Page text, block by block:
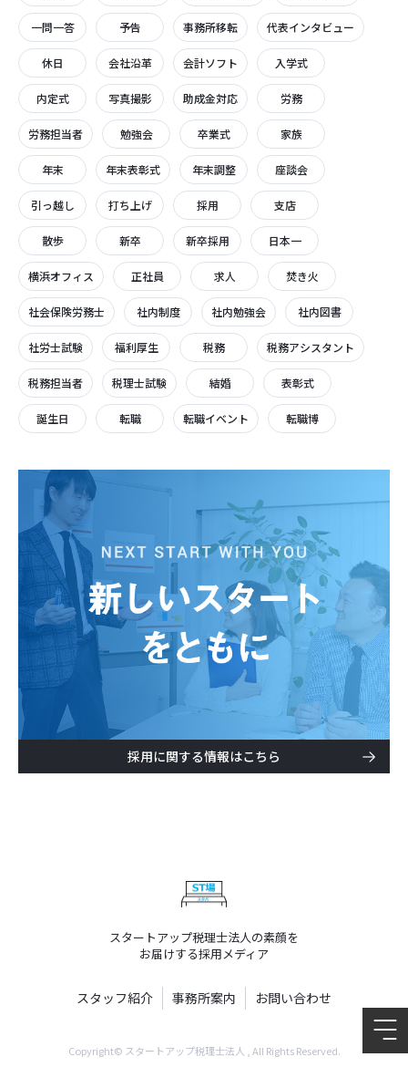
一問一答 予告 事務所移転 代表インタビュー
休日 会社沿革 会計ソフト 入学式
内定式 写真撮影 助成金対応 労務
労務担当者 勉強会 卒業式 家族
年末 年末表彰式 年末調整 座談会
引っ越し 打ち上げ 採用 支店
散歩 新卒 新卒採用 日本一
横浜オフィス 正社員 求人 焚き火
社会保険労務士 社内制度 社内勉強会 社内図書
社労士試験 福利厚生 税務 税務アシスタント
税務担当者 税理士試験 結婚 表彰式
誕生日 転職 転職イベント 転職博
採用に関する情報はこちら
スタートアップ税理士法人の素顔を
お届けする採用メディア
スタッフ紹介 事務所案内 お問い合わせ
Copyright© スタートアップ税理士法人 , All Rights Reserved.